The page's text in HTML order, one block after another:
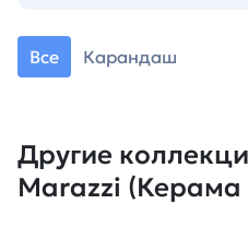
Все Карандаш
Другие
Marazzi